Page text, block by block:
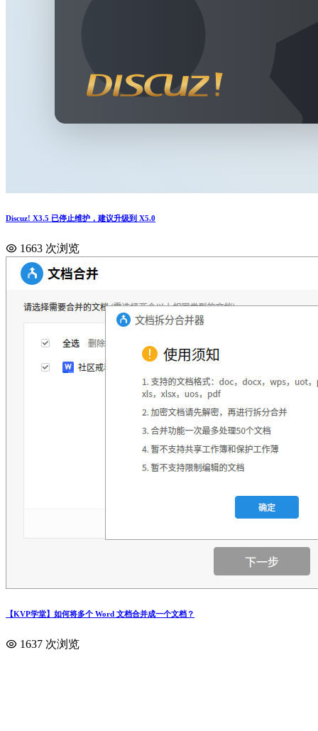
Discuz! X3.5 已停止维护，建议升级到 X5.0
1663 次浏览
【KVP学堂】如何将多个 Word 文档合并成一个文档？
1637 次浏览